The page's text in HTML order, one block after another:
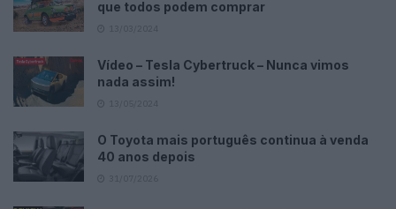
que todos podem comprar
Vídeo – Tesla Cybertruck – Nunca vimos
nada assim!
O Toyota mais português continua à venda
40 anos depois